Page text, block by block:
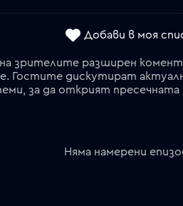
Добави в моя
зрителите разширен
Гостите дискутират
за да открият
Няма намерени